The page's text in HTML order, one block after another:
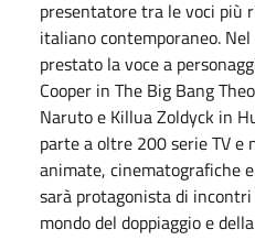
presentatore tra le voci più
italiano contemporaneo.
prestato la voce a
Cooper in The Big Bang
Naruto e Killua Zoldyck in
parte a oltre 200 serie TV e
animate, cinematografiche
sarà protagonista di
mondo del doppiaggio e